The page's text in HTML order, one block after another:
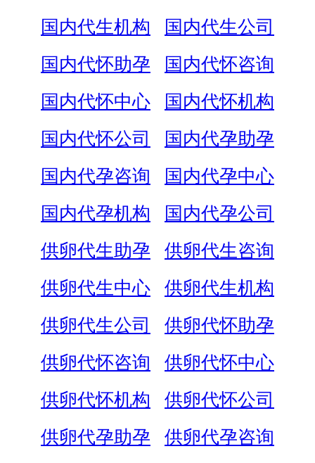
国内代生机构
国内代生公司
国内代怀助孕
国内代怀咨询
国内代怀中心
国内代怀机构
国内代怀公司
国内代孕助孕
国内代孕咨询
国内代孕中心
国内代孕机构
国内代孕公司
供卵代生助孕
供卵代生咨询
供卵代生中心
供卵代生机构
供卵代生公司
供卵代怀助孕
供卵代怀咨询
供卵代怀中心
供卵代怀机构
供卵代怀公司
供卵代孕助孕
供卵代孕咨询